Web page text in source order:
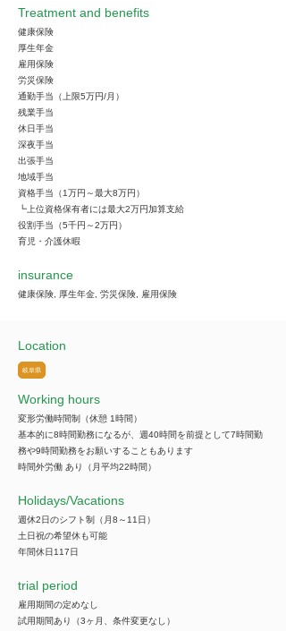
Treatment and benefits
健康保険
厚生年金
雇用保険
労災保険
通勤手当（上限5万円/月）
残業手当
休日手当
深夜手当
出張手当
地域手当
資格手当（1万円～最大8万円）
┗上位資格保有者には最大2万円加算支給
役割手当（5千円～2万円）
育児・介護休暇
insurance
健康保険, 厚生年金, 労災保険, 雇用保険
Location
岐阜県
Working hours
変形労働時間制（休憩 1時間）
基本的に8時間勤務になるが、週40時間を前提として7時間勤
務や9時間勤務をお願いすることもあります
時間外労働 あり（月平均22時間）
​Holidays/Vacations
週休2日のシフト制（月8～11日）
土日祝の希望休も可能
年間休日117日
trial period
雇用期間の定めなし
試用期間あり（3ヶ月、条件変更なし）